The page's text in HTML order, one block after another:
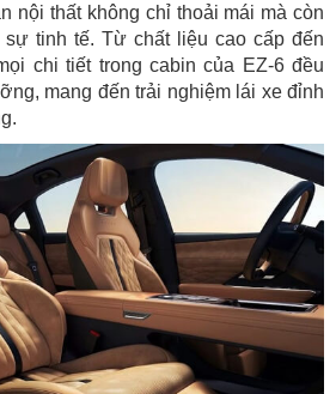
nội thất không chỉ thoải mái mà còn
tinh tế. Từ chất liệu cao cấp đến
chi tiết trong cabin của EZ-6 đều
mang đến trải nghiệm lái xe đỉnh